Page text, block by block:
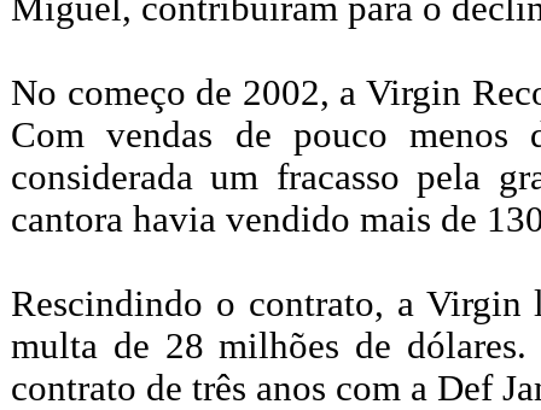
Miguel, contribuíram para o
No começo de 2002, a Virgin
Com vendas de pouco
considerada um fracasso pela
cantora havia vendido mais de
Rescindindo o contrato, a
multa de 28 milhões de
contrato de três anos com a Def